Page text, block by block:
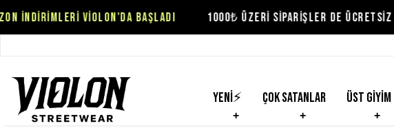
BAŞLADI 1000₺ ÜZERİ SİPARİŞLER DE ÜCRETSİZ KARGO FIRSATI!
Yeni⚡ Çok Satanlar Üst Giyim